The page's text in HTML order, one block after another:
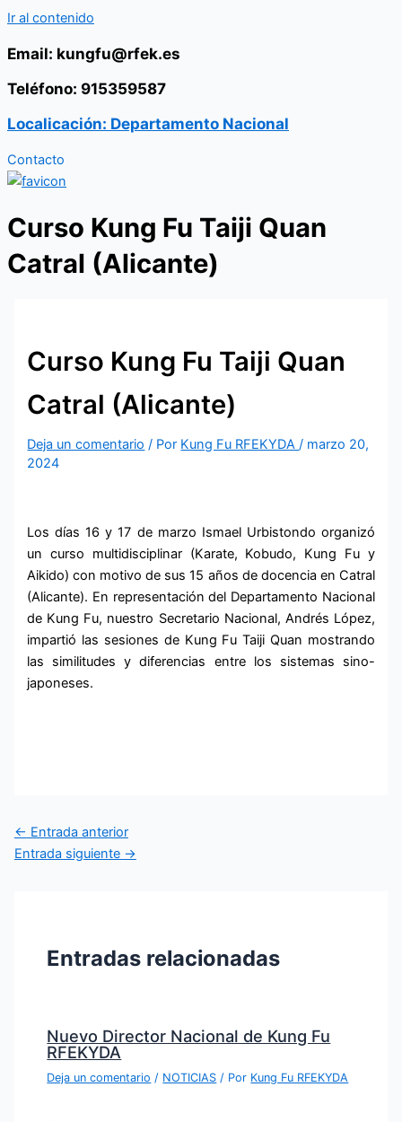
Ir al contenido
Email: kungfu@rfek.es
Teléfono: 915359587
Localicación: Departamento Nacional
Contacto
Curso Kung Fu Taiji Quan
Catral (Alicante)
Curso Kung Fu Taiji Quan
Catral (Alicante)
Deja un comentario / Por Kung Fu RFEKYDA/ marzo 20,
2024
Los días 16 y 17 de marzo Ismael Urbistondo organizó
un curso multidisciplinar (Karate, Kobudo, Kung Fu y
Aikido) con motivo de sus 15 años de docencia en Catral
(Alicante). En representación del Departamento Nacional
de Kung Fu, nuestro Secretario Nacional, Andrés López,
impartió las sesiones de Kung Fu Taiji Quan mostrando
las similitudes y diferencias entre los sistemas sino-
japoneses.
← Entrada anterior
Entrada siguiente →
Entradas relacionadas
Nuevo Director Nacional de Kung Fu
RFEKYDA
Deja un comentario / NOTICIAS / Por Kung Fu RFEKYDA